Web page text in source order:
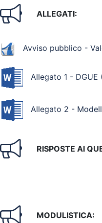
ALLEGATI:
Avviso pubblico -
Allegato 1 - DGUE
Allegato 2 -
RISPOSTE AI
MODULISTICA: